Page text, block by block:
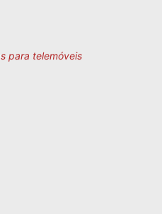
para telemóveis